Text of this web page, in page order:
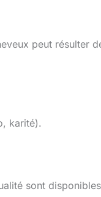
peut résulter
karité).
sont